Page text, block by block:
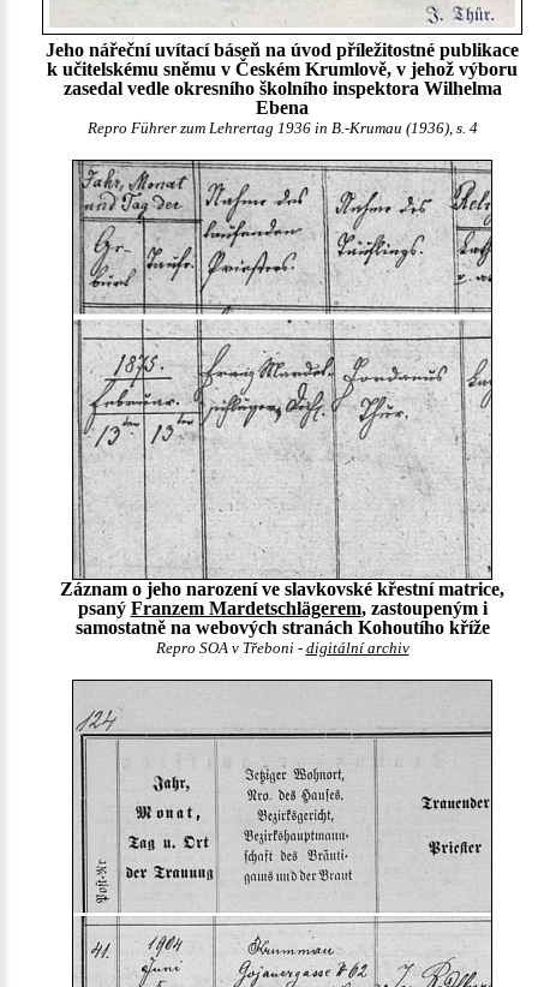
Jeho nářeční uvítací báseň na úvod příležitostné publikace
k učitelskému sněmu v Českém Krumlově, v jehož výboru
zasedal vedle okresního školního inspektora Wilhelma
Ebena
Repro Führer zum Lehrertag 1936 in B.-Krumau (1936), s. 4
Záznam o jeho narození ve slavkovské křestní matrice,
psaný Franzem Mardetschlägerem, zastoupeným i
samostatně na webových stranách Kohoutího kříže
Repro SOA v Třeboni - digitální archiv